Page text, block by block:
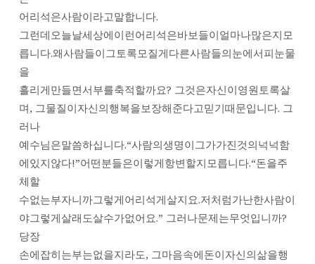
어리석은사람이라고말합니다.
그런데오늘날세상에이런어리석은바보들이얼마나많은지모
릅니다.왜사람들이그토록모질게다른사람들의눈에서피눈물
을
흘리게만들면서부를축적할까요? 그것은자신이영원토록살
며, 그물질이자신의행복을보장해준다고믿기때문입니다. 그
러나
예수님은말씀하십니다.“사람의생명이그가가진것의넉넉함
에있지않다!”어떤분들은이렇게항변할지모릅니다.“돈을주
체할
수없는부자니까그렇게어리석게살지요.저처럼가난한사람이
야그렇게살래도살수가없어요.” 그러나문제는무엇입니까?
당장
손에잡히는부는없을지라도, 그마음속에돈이자신의삶을행